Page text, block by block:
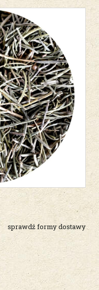
płatności
sprawdź formy dostawy